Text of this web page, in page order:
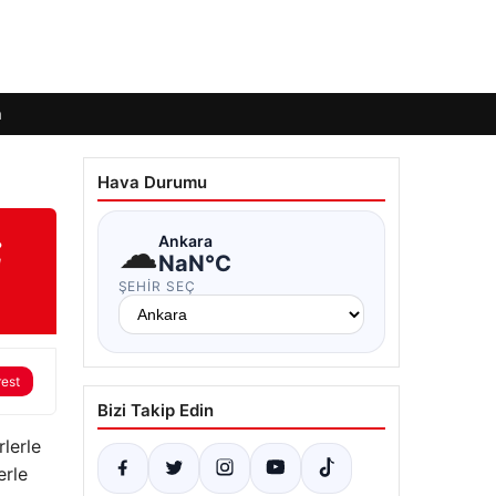
Hava Durumu
☁Ankara
NaN°C
ŞEHIR SEÇ
Bizi Takip Edin